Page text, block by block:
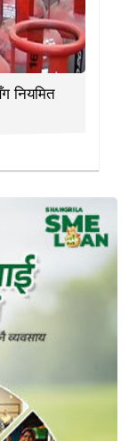
नियमित